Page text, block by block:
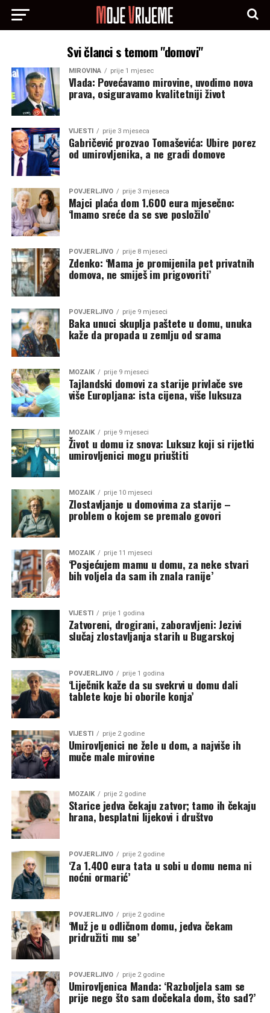
Svi članci s temom "domovi"
MIROVINA prije 1 mjesec
Vlada: Povećavamo mirovine, uvodimo nova
prava, osiguravamo kvalitetniji život
VIJESTI prije 3 mjeseca
Gabričević prozvao Tomaševića: Ubire porez
od umirovljenika, a ne gradi domove
POVJERLJIVO prije 3 mjeseca
Majci plaća dom 1.600 eura mjesečno:
‘Imamo sreće da se sve posložilo’
POVJERLJIVO prije 8 mjeseci
Zdenko: ‘Mama je promijenila pet privatnih
domova, ne smiješ im prigovoriti’
POVJERLJIVO prije 9 mjeseci
Baka unuci skuplja paštete u domu, unuka
kaže da propada u zemlju od srama
MOZAIK prije 9 mjeseci
Tajlandski domovi za starije privlače sve
više Europljana: ista cijena, više luksuza
MOZAIK prije 9 mjeseci
Život u domu iz snova: Luksuz koji si rijetki
umirovljenici mogu priuštiti
MOZAIK prije 10 mjeseci
Zlostavljanje u domovima za starije –
problem o kojem se premalo govori
MOZAIK prije 11 mjeseci
‘Posjećujem mamu u domu, za neke stvari
bih voljela da sam ih znala ranije’
VIJESTI prije 1 godina
Zatvoreni, drogirani, zaboravljeni: Jezivi
slučaj zlostavljanja starih u Bugarskoj
POVJERLJIVO prije 1 godina
‘Liječnik kaže da su svekrvi u domu dali
tablete koje bi oborile konja’
VIJESTI prije 2 godine
Umirovljenici ne žele u dom, a najviše ih
muče male mirovine
MOZAIK prije 2 godine
Starice jedva čekaju zatvor; tamo ih čekaju
hrana, besplatni lijekovi i društvo
POVJERLJIVO prije 2 godine
‘Za 1.400 eura tata u sobi u domu nema ni
noćni ormarić’
POVJERLJIVO prije 2 godine
‘Muž je u odličnom domu, jedva čekam
pridružiti mu se’
POVJERLJIVO prije 2 godine
Umirovljenica Manda: ‘Razboljela sam se
prije nego što sam dočekala dom, što sad?’